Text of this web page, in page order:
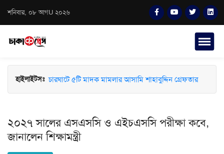
শনিবার, ০৮ আগU ২০২৬
হাইলাইটসঃ চারঘাটে ৫টি মাদক মামলার আসামি শাহাবুদ্দিন গ্রেফতার
২০২৭ সালের এসএসসি ও এইচএসসি পরীক্ষা কবে,
জানালেন শিক্ষামন্ত্রী